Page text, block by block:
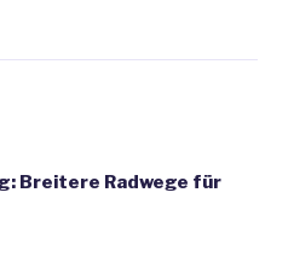
Breitere Radwege für